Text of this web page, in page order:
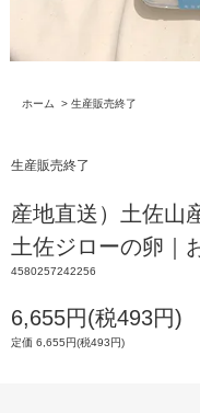
ホーム > 生産販売終了
生産販売終了
産地直送）土佐山
土佐ジローの卵｜
4580257242256
6,655円(税493円)
定価 6,655円(税493円)